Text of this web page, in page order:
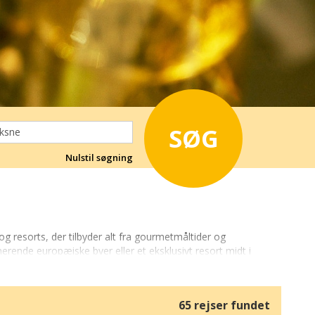
SØG
Nulstil søgning
resorts, der tilbyder alt fra gourmetmåltider og
europæiske byer eller et eksklusivt resort midt i
i smukke landskaber, vinoplevelser i charmerende
65 rejser fundet